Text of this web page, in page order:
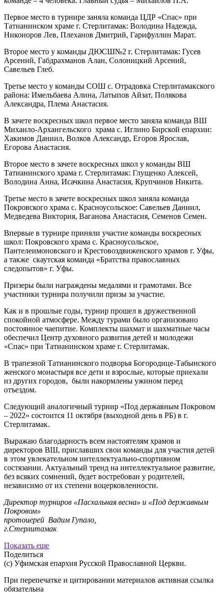
Первое место в турнире заняла команда ЦДР «Спас» при
Татианинском храме г. Стерлитамак: Володина Надежда,
Никоноров Лев, Плеханов Дмитрий, Гарифуллин Марат.
Второе место у команды ДЮСШ№2 г. Стерлитамак: Гусев
Арсений, Габдрахманов Алан, Солоницкий Арсений,
Савельев Глеб.
Третье место у команды СОШ с. Отрадовка Стерлитамакского
района: Имельбаева Алина, Латыпов Айзат, Полякова
Александра, Плема Анастасия.
В зачете воскресных школ первое место заняла команда ВШ
Михаило-Архангельского храма с. Иглино Бирской епархии:
Хакимов Даниил, Волков Александр, Егоров Ярослав,
Егорова Анастасия.
Второе место в зачете воскресных школ у команды ВШ
Татианинского храма г. Стерлитамак: Глущенко Алексей,
Володина Анна, Исачкина Анастасия, Крупчинов Никита.
Третье место в зачете воскресных школ заняла команда
Покровского храма с. Красноусольское: Савельев Даниил,
Медведева Виктория, Ваганова Анастасия, Семенов Семен.
Впервые в турнире приняли участие команды воскресных
школ: Покровского храма с. Красноусольское,
Пантелеимоновского и Крестовоздвиженского храмов г. Уфы,
а также скаутская команда «Братства православных
следопытов» г. Уфы.
Призеры были награждены медалями и грамотами. Все
участники турнира получили призы за участие.
Как и в прошлые годы, турнир прошел в дружественной
спокойной атмосфере. Между турами было организовано
постоянное чаепитие. Комплекты шахмат и шахматные часы
обеспечил Центр духовного развития детей и молодежи
«Спас» при Татианинском храме г. Стерлитамак.
В трапезной Татианинского подворья Богородице-Табынского
женского монастыря все дети и взрослые, которые приехали
из других городов, были накормлены ужином перед
отъездом.
Следующий аналогичный турнир «Под державным Покровом
– 2022» состоится 11 октября (выходной день в РБ) в г.
Стерлитамак.
Выражаю благодарность всем настоятелям храмов и
директоров ВШ, приславших свои команды для участия детей
в этом увлекательном интеллектуально-спортивном
состязании. Актуальный тренд на интеллектуальное развитие,
без всяких сомнений, будет востребован у родителей,
независимо от их степени воцерковленности.
Директор турниров «Пасхальная весна» и «Под державным
Покровом»
протоиерей Вадим Гупало,
г.Стерлитамак
Показать еще
Поделиться
(с) Уфимская епархия Русской Православной Церкви.
При перепечатке и цитировании материалов активная ссылка
обязательна